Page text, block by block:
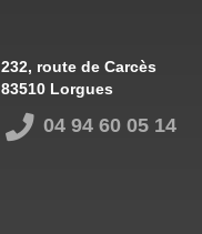
232, route de Carcès
83510 Lorgues
04 94 60 05 14